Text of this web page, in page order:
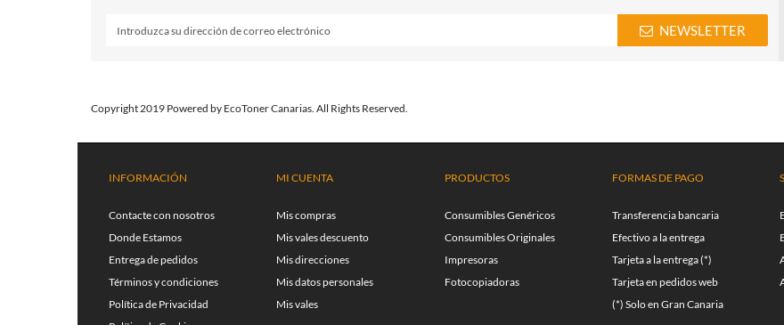
NEWSLETTER
Copyright 2019 Powered by EcoToner Canarias. All Rights Reserved.
INFORMACIÓN
Contacte con nosotros
Donde Estamos
Entrega de pedidos
Términos y condiciones
Política de Privacidad
MI CUENTA
Mis compras
Mis vales descuento
Mis direcciones
Mis datos personales
Mis vales
PRODUCTOS
Consumibles Genéricos
Consumibles Originales
Impresoras
Fotocopiadoras
FORMAS DE PAGO
Transferencia bancaria
Efectivo a la entrega
Tarjeta a la entrega (*)
Tarjeta en pedidos web
(*) Solo en Gran Canaria